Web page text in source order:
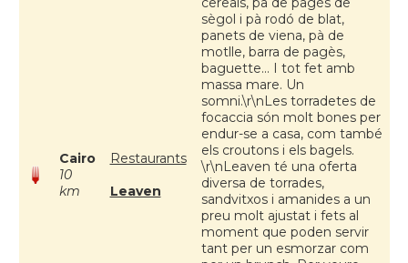
Cairo
10
km
Restaurants
Leaven
sègol i pà rodó de blat,
panets de viena, pà de
motlle, barra de pagès,
baguette... I tot fet amb
massa mare. Un
somni.\r\nLes torradetes de
focaccia són molt bones per
endur-se a casa, com també
els croutons i els bagels.
\r\nLeaven té una oferta
diversa de torrades,
sandvitxos i amanides a un
preu molt ajustat i fets al
moment que poden servir
tant per un esmorzar com